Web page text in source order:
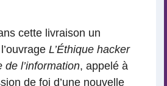
cette livraison un
L’Éthique hacker
de l’information, appelé à
de foi d’une nouvelle